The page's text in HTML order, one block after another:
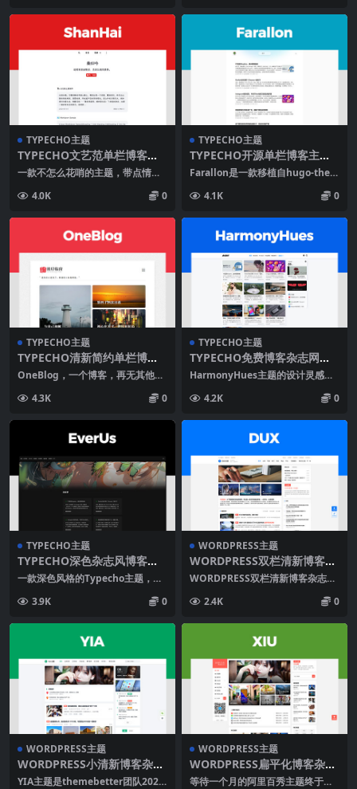
TYPECHO主题
TYPECHO文艺范单栏博客主
题SHANHAI
一款不怎么花哨的主题，带点情
怀，愿天下骚客，“重拾写作的乐
4.0K 0
TYPECHO主题
TYPECHO开源单栏博客主题F
ARALLON
Farallon是一款移植自hugo-them
e-farallon的Typech...
4.1K 0
TYPECHO主题
TYPECHO清新简约单栏博客
主题ONEBLOG
OneBlog，一个博客，再无其他。
本主题基于Typecho，设计初衷是
4.3K 0
TYPECHO主题
TYPECHO免费博客杂志网格
主题HARMONYHUES
HarmonyHues主题的设计灵感源
自自然界中的和谐之美，这是一款
4.2K 0
TYPECHO主题
TYPECHO深色杂志风博客主
题EVERUS
一款深色风格的Typecho主题，采
用杂志式首页布局。专注于简洁的
3.9K 0
WORDPRESS主题
WORDPRESS双栏清新博客杂
志自媒体主题DUX
WORDPRESS双栏清新博客杂志自
媒体主题DUX支持夜间模式、快
2.4K 0
WORDPRESS主题
WORDPRESS小清新博客杂志
自媒体主题YIA
YIA主题是themebetter团队2022
WORDPRESS主题
WORDPRESS扁平化博客杂志
主题XIU
等待一个月的阿里百秀主题终于正